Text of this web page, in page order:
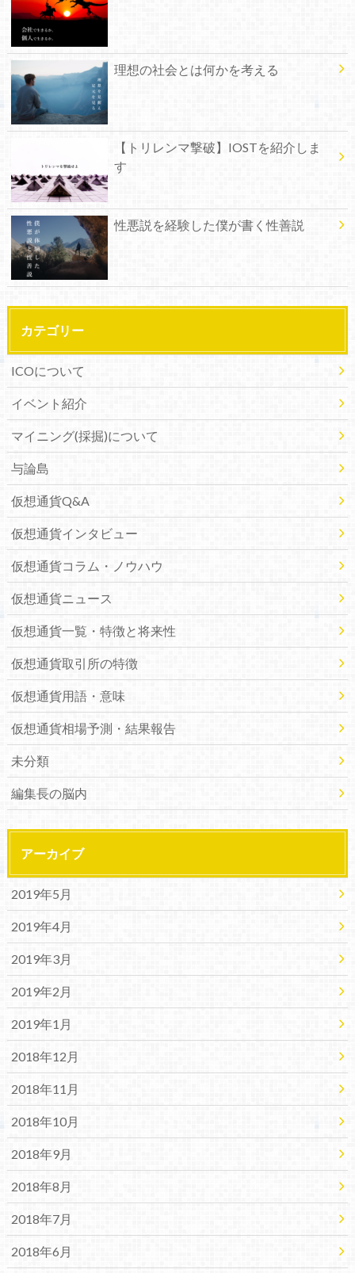
理想の社会とは何かを考える
【トリレンマ撃破】IOSTを紹介しま
す
性悪説を経験した僕が書く性善説
カテゴリー
ICOについて
イベント紹介
マイニング(採掘)について
与論島
仮想通貨Q&A
仮想通貨インタビュー
仮想通貨コラム・ノウハウ
仮想通貨ニュース
仮想通貨一覧・特徴と将来性
仮想通貨取引所の特徴
仮想通貨用語・意味
仮想通貨相場予測・結果報告
未分類
編集長の脳内
アーカイブ
2019年5月
2019年4月
2019年3月
2019年2月
2019年1月
2018年12月
2018年11月
2018年10月
2018年9月
2018年8月
2018年7月
2018年6月